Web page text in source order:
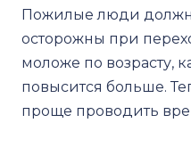
Пожилые люди
осторожны при
моложе по возрасту,
повысится больше.
проще проводить